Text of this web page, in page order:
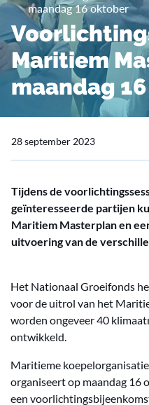
maandag 16 oktober
Maritiem
maandag
28 september 2023
Tijdens de
geïnteresseerde partijen
Maritiem Masterplan en
uitvoering van de
Het Nationaal Groeifonds
voor de uitrol van het
worden ongeveer 40
ontwikkeld.
Maritieme
organiseert op maandag 16
een